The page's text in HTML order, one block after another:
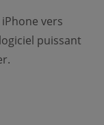
vers
puissant